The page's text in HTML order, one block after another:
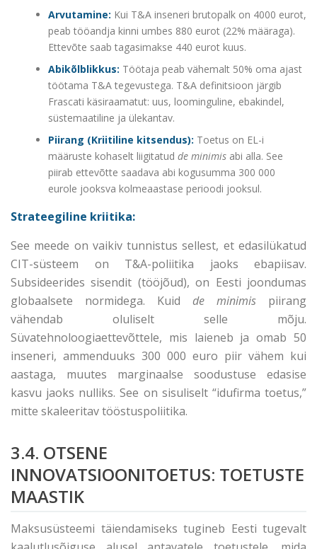
Arvutamine: Kui T&A inseneri brutopalk on 4000 eurot,
peab tööandja kinni umbes 880 eurot (22% määraga).
Ettevõte saab tagasimakse 440 eurot kuus.
Abikõlblikkus: Töötaja peab vähemalt 50% oma ajast
töötama T&A tegevustega. T&A definitsioon järgib
Frascati käsiraamatut: uus, loominguline, ebakindel,
süstemaatiline ja ülekantav.
Piirang (Kriitiline kitsendus): Toetus on EL-i
määruste kohaselt liigitatud de minimisabi alla. See
piirab ettevõtte saadava abi kogusumma 300 000
eurole jooksva kolmeaastase perioodi jooksul.
Strateegiline kriitika:
See meede on vaikiv tunnistus sellest, et edasilükatud
CIT-süsteem on T&A-poliitika jaoks ebapiisav.
Subsideerides sisendit (tööjõud), on Eesti joondumas
globaalsete normidega. Kuid de minimis piirang
vähendab oluliselt selle mõju.
Süvatehnoloogiaettevõttele, mis laieneb ja omab 50
inseneri, ammenduuks 300 000 euro piir vähem kui
aastaga, muutes marginaalse soodustuse edasise
kasvu jaoks nulliks. See on sisuliselt “idufirma toetus,”
mitte skaleeritav tööstuspoliitika.
3.4. OTSENE
INNOVATSIOONITOETUS: TOETUSTE
MAASTIK
Maksusüsteemi täiendamiseks tugineb Eesti tugevalt